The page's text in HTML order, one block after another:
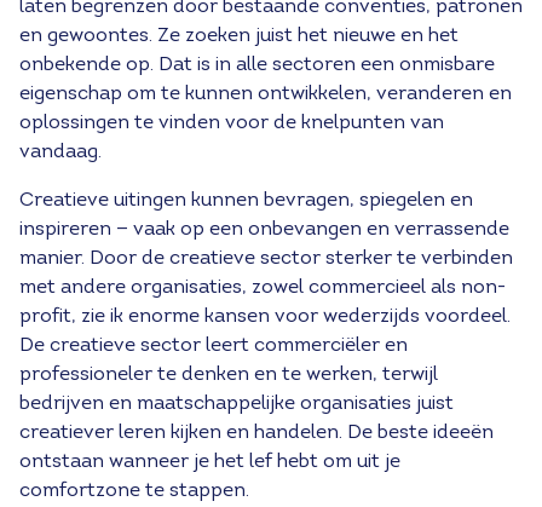
laten begrenzen door bestaande conventies, patronen
en gewoontes. Ze zoeken juist het nieuwe en het
onbekende op. Dat is in alle sectoren een onmisbare
eigenschap om te kunnen ontwikkelen, veranderen en
oplossingen te vinden voor de knelpunten van
vandaag.
Creatieve uitingen kunnen bevragen, spiegelen en
inspireren — vaak op een onbevangen en verrassende
manier. Door de creatieve sector sterker te verbinden
met andere organisaties, zowel commercieel als non-
profit, zie ik enorme kansen voor wederzijds voordeel.
De creatieve sector leert commerciëler en
professioneler te denken en te werken, terwijl
bedrijven en maatschappelijke organisaties juist
creatiever leren kijken en handelen. De beste ideeën
ontstaan wanneer je het lef hebt om uit je
comfortzone te stappen.